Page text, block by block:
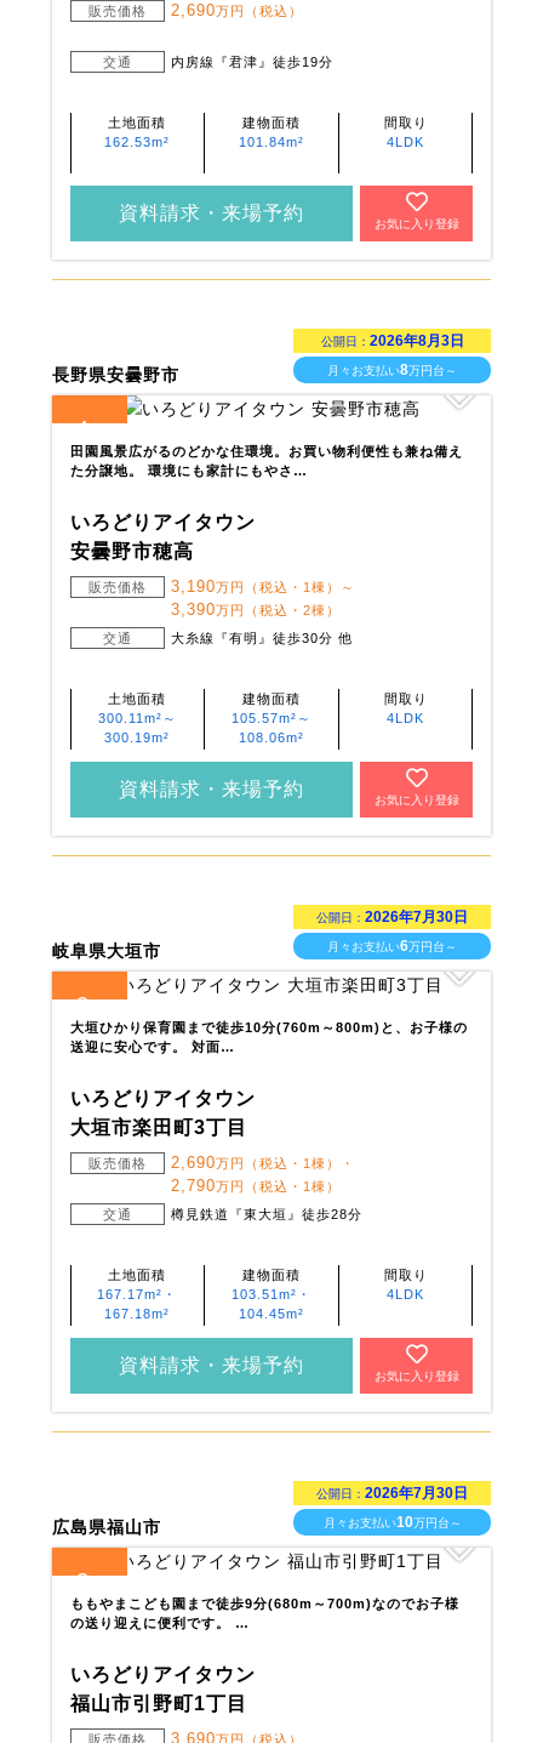
販売価格 2,690万円（税込）
交通 内房線『君津』徒歩19分
土地面積
162.53m²
建物面積
101.84m²
間取り
4LDK
資料請求・来場予約
お気に入り登録
長野県安曇野市
公開日： 2026年8月3日
月々お支払い8万円台～
4
田園風景広がるのどかな住環境。お買い物利便性も兼ね備え
た分譲地。 環境にも家計にもやさ…
いろどりアイタウン
安曇野市穂高
販売価格 3,190万円（税込・1棟）～
3,390万円（税込・2棟）
交通
大糸線『有明』徒歩30分 他
土地面積
300.11m²～
300.19m²
建物面積
105.57m²～
108.06m²
間取り
4LDK
資料請求・来場予約
お気に入り登録
岐阜県大垣市
公開日：2026年7月30日
月々お支払い6万円台～
3
大垣ひかり保育園まで徒歩10分(760m～800m)と、お子様の
送迎に安心です。 対面…
いろどりアイタウン
大垣市楽田町3丁目
販売価格 2,690万円（税込・1棟）・
2,790万円（税込・1棟）
交通
樽見鉄道『東大垣』徒歩28分
土地面積
167.17m²・
167.18m²
建物面積
103.51m²・
104.45m²
間取り
4LDK
資料請求・来場予約
お気に入り登録
広島県福山市
公開日：2026年7月30日
月々お支払い10万円台～
3
ももやまこども園まで徒歩9分(680m～700m)なのでお子様
の送り迎えに便利です。 …
いろどりアイタウン
福山市引野町1丁目
販売価格 3,690万円（税込）